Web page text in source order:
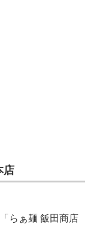
店
らぁ麺 飯田商店